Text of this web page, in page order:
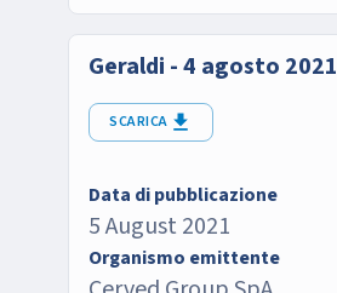
Geraldi - 4 agosto 2021
SCARICA
Data di pubblicazione
5 August 2021
Organismo emittente